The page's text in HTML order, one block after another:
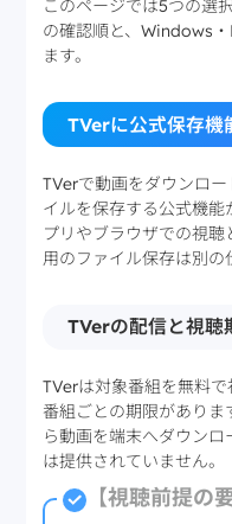
このページでは5つの選
の確認順と、Windows
ます。
TVerに公式保存機
TVerで動画をダウンロ
イルを保存する公式機
プリやブラウザでの視
用のファイル保存は別の
TVerの配信と視聴
TVerは対象番組を無料
番組ごとの期限があり
ら動画を端末へダウン
は提供されていません。
【視聴前提の